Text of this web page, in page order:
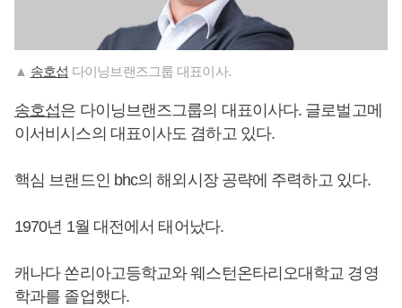
▲ 송호섭 다이닝브랜즈그룹 대표이사.
송호섭은 다이닝브랜즈그룹의 대표이사다. 글로벌고메
이서비시스의 대표이사도 겸하고 있다.
핵심 브랜드인 bhc의 해외시장 공략에 주력하고 있다.
1970년 1월 대전에서 태어났다.
캐나다 쏜리아고등학교와 웨스턴온타리오대학교 경영
학과를 졸업했다.